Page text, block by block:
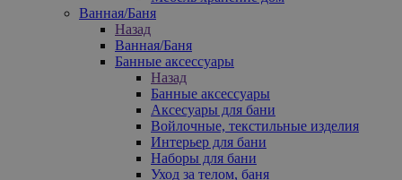
Ванная/Баня
Назад
Ванная/Баня
Банные аксессуары
Назад
Банные аксессуары
Аксесуары для бани
Войлочные, текстильные изделия
Интерьер для бани
Наборы для бани
Уход за телом, баня